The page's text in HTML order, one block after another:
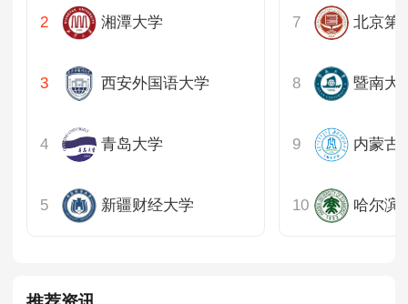
湘潭大学
西安外国语大学
青岛大学
新疆财经大学
暨南大
内蒙古
哈尔滨